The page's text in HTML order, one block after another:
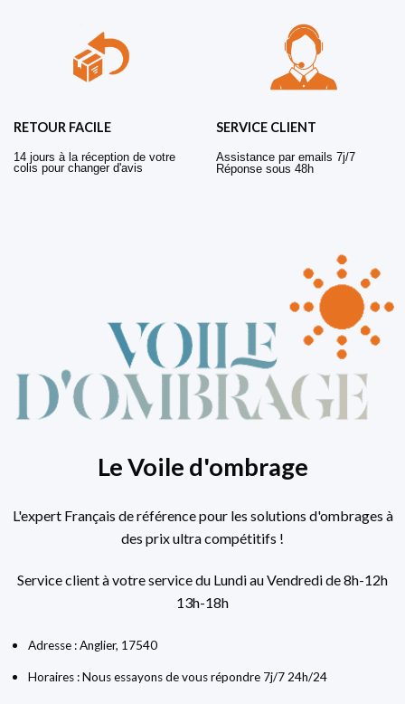
RETOUR FACILE
14 jours à la réception de votre
colis pour changer d'avis
SERVICE CLIENT
Assistance par emails 7j/7
Réponse sous 48h
Le Voile d'ombrage
L'expert Français de référence pour les solutions d'ombrages à
des prix ultra compétitifs !
Service client à votre service du Lundi au Vendredi de 8h-12h
13h-18h
Adresse : Anglier, 17540
Horaires : Nous essayons de vous répondre 7j/7 24h/24